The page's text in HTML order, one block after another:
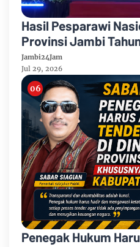
Hasil Pesparawi
Provinsi Jambi
Papua Barat
Jambi24Jam
Jul 29, 2026
Penegak Hukum